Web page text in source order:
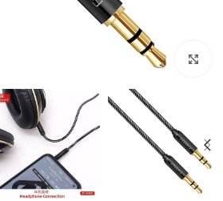
برای بزرگنمایی کلیک کنید